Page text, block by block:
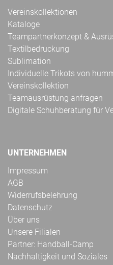
Vereinskollektionen
Kataloge
Teampartnerkonzept &
Textilbedruckung
Sublimation
Individuelle Trikots von
Vereinskollektion
Teamausrüstung anfragen
Digitale Schuhberatung für
UNTERNEHMEN
Impressum
AGB
Widerrufsbelehrung
Datenschutz
Über uns
Unsere Filialen
Partner: Handball-Camp
Nachhaltigkeit und Soziales